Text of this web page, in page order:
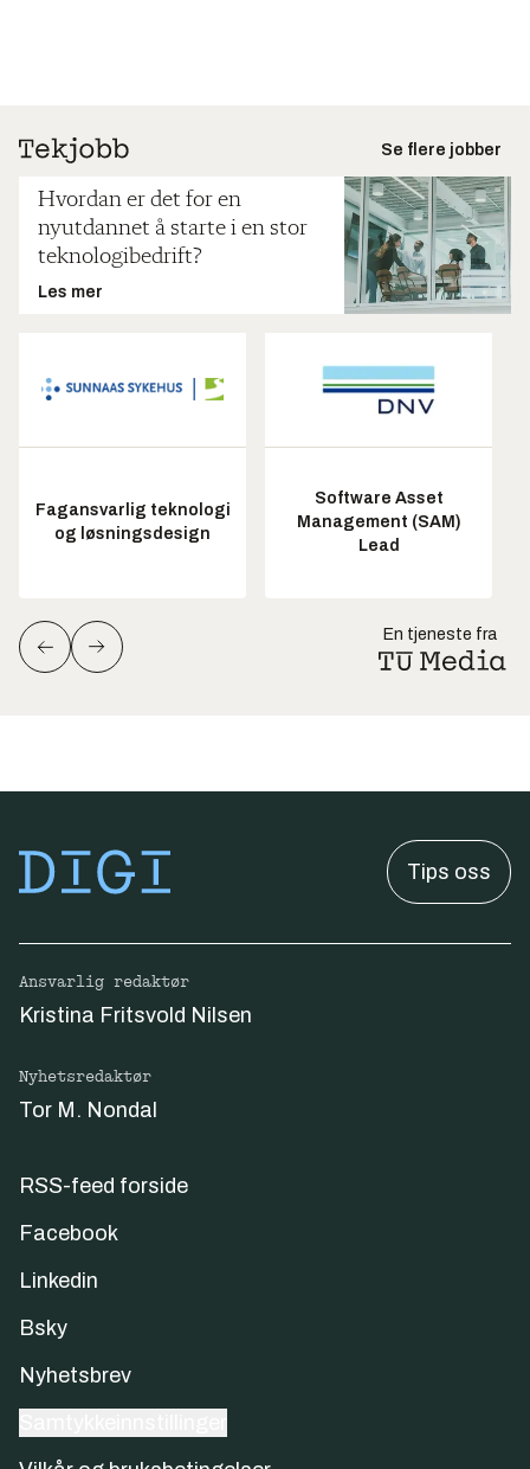
Se flere jobber
Hvordan er det for en
nyutdannet å starte i en stor
teknologibedrift?
Les mer
Fagansvarlig teknologi
og løsningsdesign
Software Asset
Management (SAM)
Lead
En tjeneste fra
Tips oss
Ansvarlig redaktør
Kristina Fritsvold Nilsen
Nyhetsredaktør
Tor M. Nondal
RSS-feed forside
Facebook
Linkedin
Bsky
Nyhetsbrev